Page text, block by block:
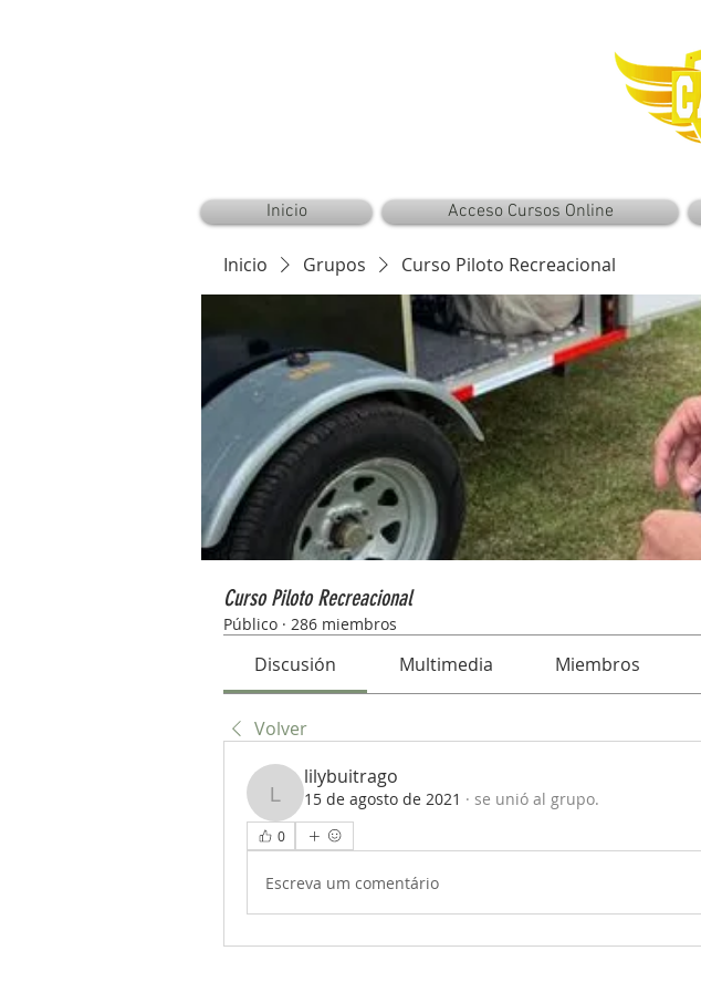
Inicio Acceso Cursos Online
Inicio Grupos Curso Piloto Recreacional
Curso Piloto Recreacional
Público · 286 miembros
Discusión Multimedia Miembros
Volver
lilybuitrago
lilybuitrago
15 de agosto de 2021 · se unió al grupo.
0
Escreva um comentário